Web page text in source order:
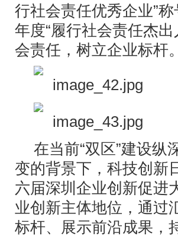
行社会责任优秀企业”
年度“履行社会责任杰
会责任，树立企业标杆。
在当前“双区”建设纵
变的背景下，科技创新
六届深圳企业创新促进
业创新主体地位，通过
标杆、展示前沿成果，